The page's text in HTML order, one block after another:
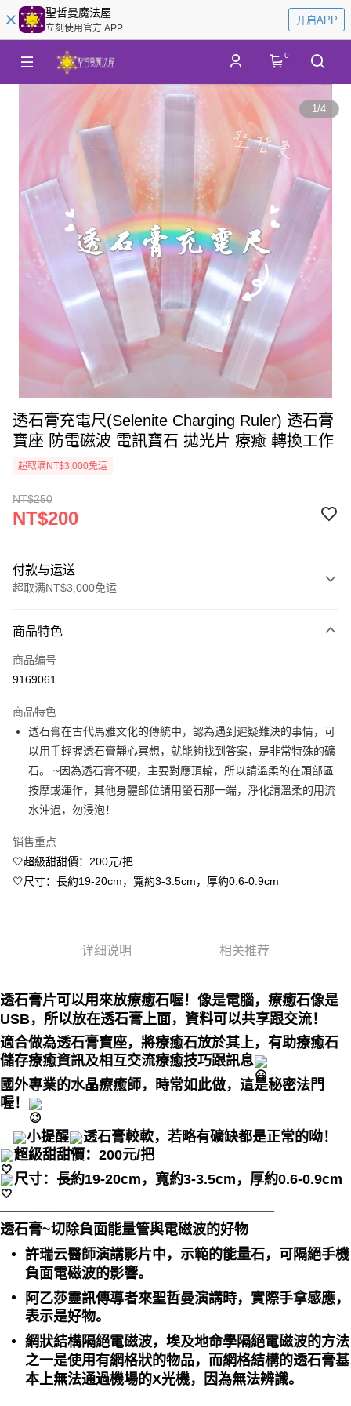
聖哲曼魔法屋
立刻使用官方 APP
开启APP
0
1/4
透石膏充電尺(Selenite Charging Ruler) 透石膏
寶座 防電磁波 電訊寶石 拋光片 療癒 轉換工作
超取满NT$3,000免运
NT$250
NT$200
付款与运送
超取满NT$3,000免运
信用卡一次付款
超商取货付款
Apple Pay
街口支付
悠遊付
ATM付款
全家取貨付款
每笔NT$80，满NT$3,000(含以上)免运费
每笔NT$80，满NT$3,000(含以上)免运费
郵局幫你送（離島）
每笔NT$80，满NT$3,000(含以上)免运费
付款後門市自取
免运费
商品特色
商品编号
9169061
商品特色
透石膏在古代馬雅文化的傳統中，認為遇到遲疑難決的事情，可
以用手輕握透石膏靜心冥想，就能夠找到答案，是非常特殊的礦
石。 ~因為透石膏不硬，主要對應頂輪，所以請溫柔的在頭部區
按摩或運作，其他身體部位請用螢石那一端，淨化請溫柔的用流
水沖過，勿浸泡！
销售重点
🤍超級甜甜價：200元/把
🤍尺寸：長約19-20cm，寬約3-3.5cm，厚約0.6-0.9cm
详细说明 相关推荐
透石膏片可以用來放療癒石喔！像是電腦，療癒石像是
USB，所以放在透石膏上面，資料可以共享跟交流！
適合做為透石膏寶座，將療癒石放於其上，有助療癒石
儲存療癒資訊及相互交流療癒技巧跟訊息
國外專業的水晶療癒師，時常如此做，這是秘密法門
喔！
小提醒
透石膏較軟，若略有礦缺都是正常的呦！
超級甜甜價：200元/把
尺寸：長約19-20cm，寬約3-3.5cm，厚約0.6-0.9cm
透石膏~切除負面能量管與電磁波的好物
許瑞云醫師演講影片中，示範的能量石，可隔絕手機
負面電磁波的影響。
阿乙莎靈訊傳導者來聖哲曼演講時，實際手拿感應，
表示是好物。
網狀結構隔絕電磁波，埃及地命學隔絕電磁波的方法
之一是使用有網格狀的物品，而網格結構的透石膏基
本上無法通過機場的X光機，因為無法辨識。